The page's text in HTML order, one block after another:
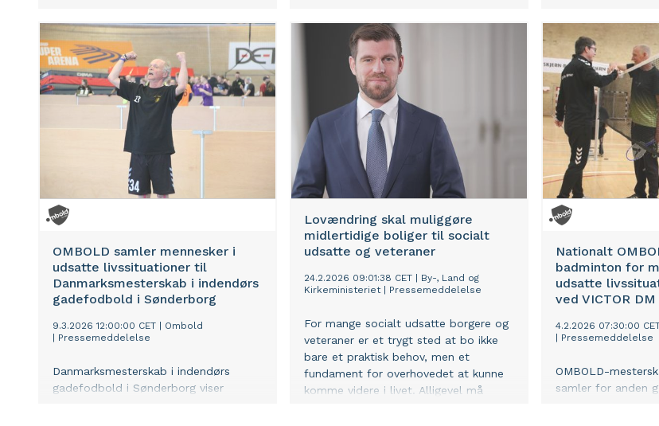
deler nogle af de samme erfaringer.
Her bliver fodbold rammen for
fællesskabet.
international gruppe af forskere
foreslår en global arbejdsgruppe, der
kan overvåge og beskytte
menneskehedens søvn i en ophedet
opfordrer en
gennemføre
indføre en
OMBOLD samler mennesker i
udsatte livssituationer til
Danmarksmesterskab i indendørs
gadefodbold i Sønderborg
9.3.2026 12:00:00 CET
Ombold
Pressemeddelelse
Danmarksmesterskab i indendørs
gadefodbold i Sønderborg viser
Lovændring skal muliggøre
midlertidige boliger til socialt
udsatte og veteraner
24.2.2026 09:01:38 CET
By-, Land og
Kirkeministeriet| Pressemeddelelse
For mange socialt udsatte borgere og
veteraner er et trygt sted at bo ikke
bare et praktisk behov, men et
fundament for overhovedet at kunne
komme videre i livet. Alligevel må
Nationalt
badminton for
udsatte
ved VICTOR
4.2.2026 07:30:00
Pressemeddelelse
OMBOLD-
samler for anden